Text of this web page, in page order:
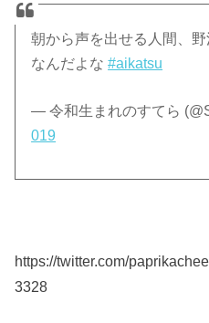
朝から声を出せる人間、
なんだよな#aikatsu
— 令和生まれのすてら
019
https://twitter.com/
3328